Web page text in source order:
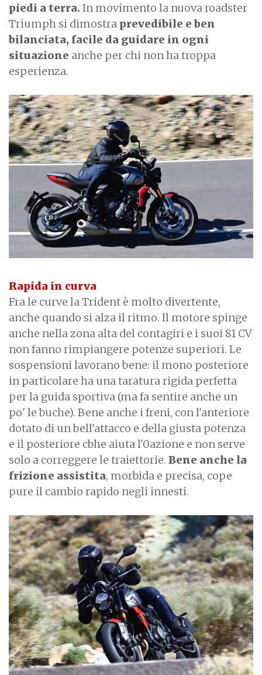
piedi a terra. In movimento la nuova roadster
Triumph si dimostra prevedibile e ben
bilanciata, facile da guidare in ogni
situazione anche per chi non ha troppa
esperienza.
Rapida in curva
Fra le curve la Trident è molto divertente,
anche quando si alza il ritmo. Il motore spinge
anche nella zona alta del contagiri e i suoi 81 CV
non fanno rimpiangere potenze superiori. Le
sospensioni lavorano bene: il mono posteriore
in particolare ha una taratura rigida perfetta
per la guida sportiva (ma fa sentire anche un
po' le buche). Bene anche i freni, con l'anteriore
dotato di un bell'attacco e della giusta potenza
e il posteriore cbhe aiuta l'0azione e non serve
solo a correggere le traiettorie. Bene anche la
frizione assistita, morbida e precisa, cope
pure il cambio rapido negli innesti.